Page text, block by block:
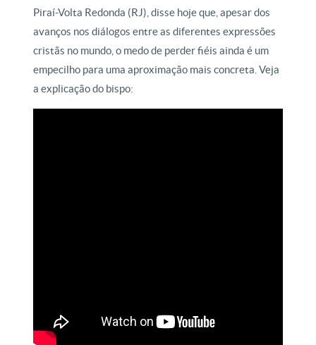
Piraí-Volta Redonda (RJ), disse hoje que, apesar dos
avanços nos diálogos entre as diferentes expressões
cristãs no mundo, o medo de perder fiéis ainda é um
empecilho para uma aproximação mais concreta. Veja
a explicação do bispo: